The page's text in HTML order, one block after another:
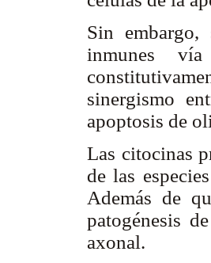
Sin
inmunes
sinergismo
apoptosis de
Las citocinas
de las
Además de
patogénesis
axonal.